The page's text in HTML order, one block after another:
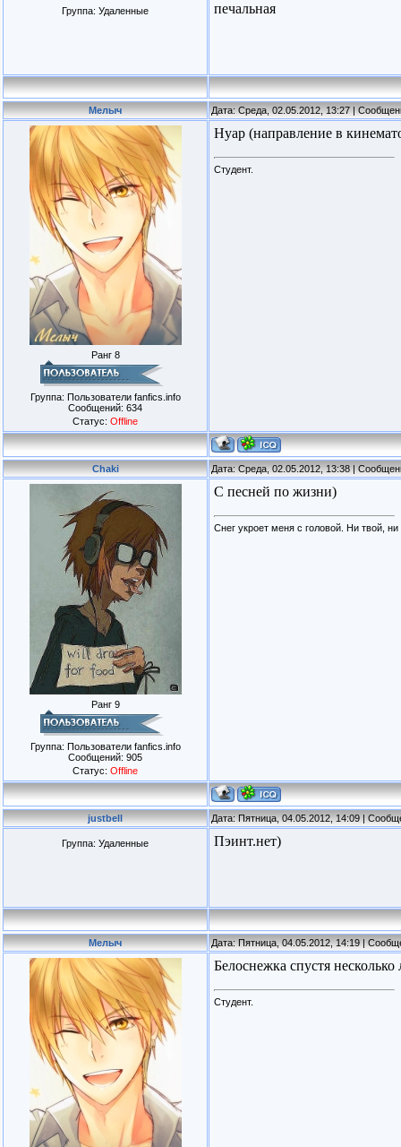
Группа: Удаленные печальная
Мелыч Дата: Среда, 02.05.2012, 13:27 |
Ранг 8
Группа: Пользователи fanfics.info
Сообщений: 634
Статус: Offline
Нуар (направление в
Студент.
Chaki Дата: Среда, 02.05.2012, 13:38 |
Ранг 9
Группа: Пользователи fanfics.info
Сообщений: 905
Статус: Offline
С песней по жизни)
Снег укроет меня с головой. Ни твой,
justbell Дата: Пятница, 04.05.2012, 14:09 |
Группа: Удаленные Пэинт.нет)
Мелыч Дата: Пятница, 04.05.2012, 14:19 |
Белоснежка спустя
Студент.